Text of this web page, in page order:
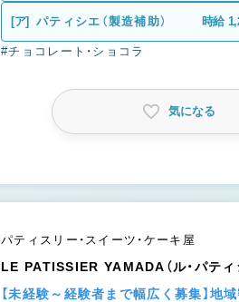
[ア] パティシエ（製造補助） 時給
#チョコレート・ショコラ
気になる
パティスリー・スイーツ・ケーキ屋
LE PATISSIER YAMADA（ル・パテ
【未経験～経験者まで幅広く募集】地